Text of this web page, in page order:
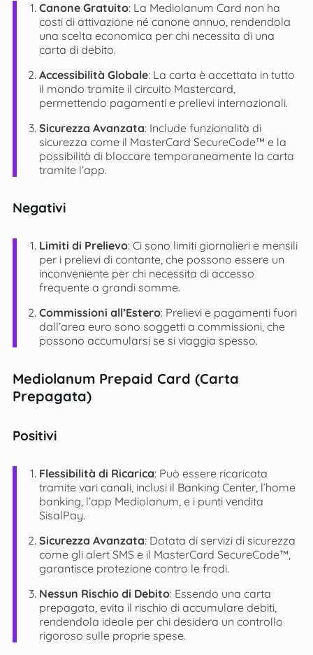
Canone Gratuito: La Mediolanum Card non ha
costi di attivazione né canone annuo, rendendola
una scelta economica per chi necessita di una
carta di debito.
Accessibilità Globale: La carta è accettata in tutto
il mondo tramite il circuito Mastercard,
permettendo pagamenti e prelievi internazionali.
Sicurezza Avanzata: Include funzionalità di
sicurezza come il MasterCard SecureCode™ e la
possibilità di bloccare temporaneamente la carta
tramite l’app​.
Negativi
Limiti di Prelievo: Ci sono limiti giornalieri e mensili
per i prelievi di contante, che possono essere un
inconveniente per chi necessita di accesso
frequente a grandi somme​​.
Commissioni all’Estero: Prelievi e pagamenti fuori
dall’area euro sono soggetti a commissioni, che
possono accumularsi se si viaggia spesso​.
Mediolanum Prepaid Card (Carta
Prepagata)
Positivi
Flessibilità di Ricarica: Può essere ricaricata
tramite vari canali, inclusi il Banking Center, l’home
banking, l’app Mediolanum, e i punti vendita
SisalPay​​.
Sicurezza Avanzata: Dotata di servizi di sicurezza
come gli alert SMS e il MasterCard SecureCode™,
garantisce protezione contro le frodi​.
Nessun Rischio di Debito: Essendo una carta
prepagata, evita il rischio di accumulare debiti,
rendendola ideale per chi desidera un controllo
rigoroso sulle proprie spese​​.